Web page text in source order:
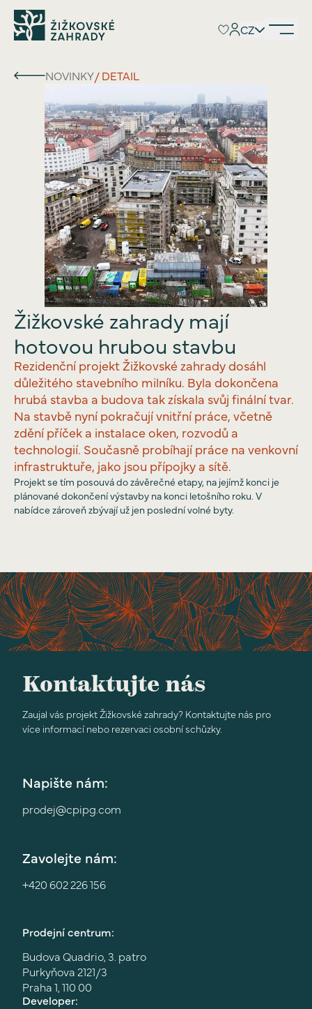
CZ
CZ
NOVINKY/ DETAIL
Žižkovské zahrady mají
hotovou hrubou stavbu
Rezidenční projekt Žižkovské zahrady dosáhl
důležitého stavebního milníku. Byla dokončena
hrubá stavba a budova tak získala svůj finální tvar.
Na stavbě nyní pokračují vnitřní práce, včetně
zdění příček a instalace oken, rozvodů a
technologií. Současně probíhají práce na venkovní
infrastruktuře, jako jsou přípojky a sítě.
Projekt se tím posouvá do závěrečné etapy, na jejímž konci je
plánované dokončení výstavby na konci letošního roku. V
nabídce zároveň zbývají už jen poslední volné byty.
Kontaktujte nás
Zaujal vás projekt Žižkovské zahrady? Kontaktujte nás pro
více informací nebo rezervaci osobní schůzky.
Napište nám:
prodej@cpipg.com
Zavolejte nám:
+420 602 226 156
Prodejní centrum:
Budova Quadrio, 3. patro
Purkyňova 2121/3
Praha 1, 110 00
Developer: